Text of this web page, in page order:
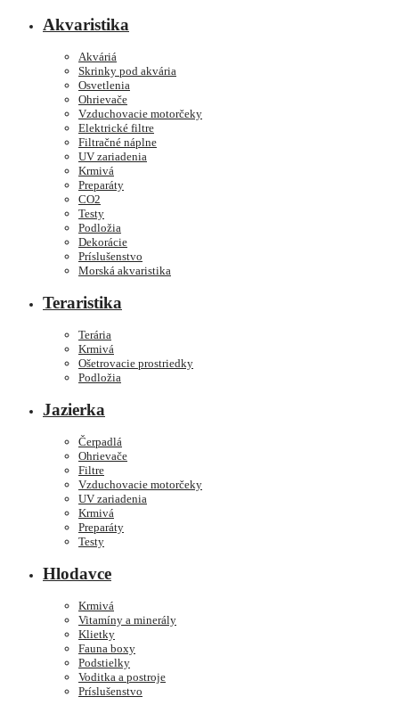
Akvaristika
Akváriá
Skrinky pod akvária
Osvetlenia
Ohrievače
Vzduchovacie motorčeky
Elektrické filtre
Filtračné náplne
UV zariadenia
Krmivá
Preparáty
CO2
Testy
Podložia
Dekorácie
Príslušenstvo
Morská akvaristika
Teraristika
Terária
Krmivá
Ošetrovacie prostriedky
Podložia
Jazierka
Čerpadlá
Ohrievače
Filtre
Vzduchovacie motorčeky
UV zariadenia
Krmivá
Preparáty
Testy
Hlodavce
Krmivá
Vitamíny a minerály
Klietky
Fauna boxy
Podstielky
Voditka a postroje
Príslušenstvo